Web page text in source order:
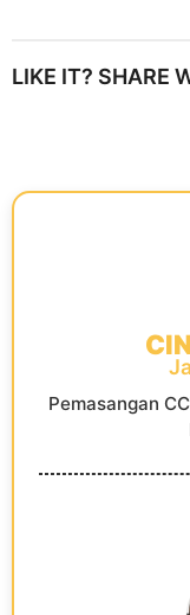
LIKE IT? SHARE
Pemasangan